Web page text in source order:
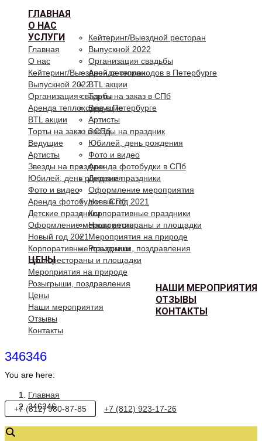
ГЛАВНАЯ
О НАС
УСЛУГИ
Кейтеринг/Выездной ресторан
Выпускной 2022
Организация свадьбы
Аренда теплоходов в Петербурге
BTL акции
Торты на заказ в СПб
Ведущие
Артисты
Звезды на праздник
Юбилей, день рождения
Фото и видео
Аренда фотобудки в СПб
Детские праздники
Оформление мероприятия
Новый год 2021
Корпоративные праздники
Наши рестораны и площадки
Мероприятия на природе
Розыгрыши, поздравления
ЦЕНЫ
НАШИ МЕРОПРИЯТИЯ
ОТЗЫВЫ
КОНТАКТЫ
Главная
О нас
Кейтеринг/Выездной ресторан
Выпускной 2022
Организация свадьбы
Аренда теплоходов в Петербурге
BTL акции
Торты на заказ в СПб
Ведущие
Артисты
Звезды на праздник
Юбилей, день рождения
Фото и видео
Аренда фотобудки в СПб
Детские праздники
Оформление мероприятия
Новый год 2021
Корпоративные праздники
Наши рестораны и площадки
Мероприятия на природе
Розыгрыши, поздравления
Цены
Наши мероприятия
Отзывы
Контакты
346346
You are here:
Главная
346346
+7 (812) 980-87-85 +7 (812) 923-17-26